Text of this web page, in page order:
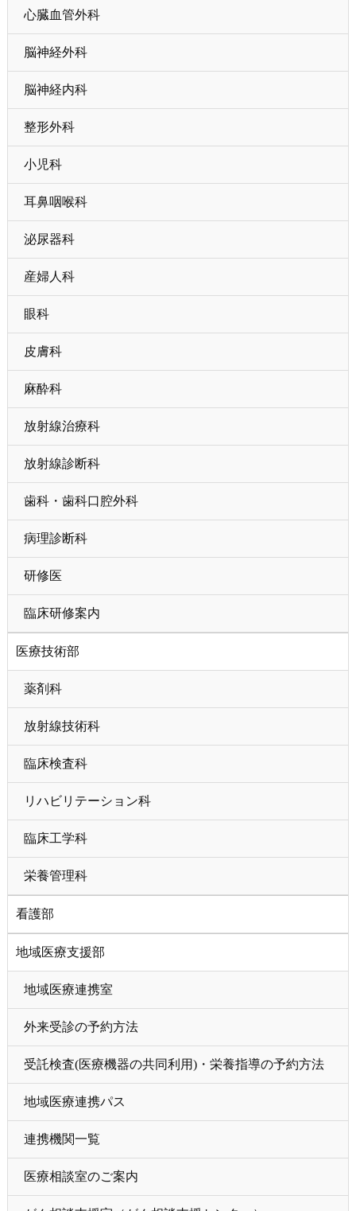
心臓血管外科
脳神経外科
脳神経内科
整形外科
小児科
耳鼻咽喉科
泌尿器科
産婦人科
眼科
皮膚科
麻酔科
放射線治療科
放射線診断科
歯科・歯科口腔外科
病理診断科
研修医
臨床研修案内
医療技術部
薬剤科
放射線技術科
臨床検査科
リハビリテーション科
臨床工学科
栄養管理科
看護部
地域医療支援部
地域医療連携室
外来受診の予約方法
受託検査(医療機器の共同利用)・栄養指導の予約方法
地域医療連携パス
連携機関一覧
医療相談室のご案内